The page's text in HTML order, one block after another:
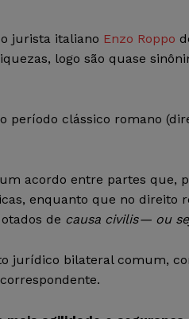
jurista italiano Enzo Roppo
logo são quase
período clássico romano
acordo entre partes que,
enquanto que no direito
de causa civilis — ou
jurídico bilateral comum,
correspondente.